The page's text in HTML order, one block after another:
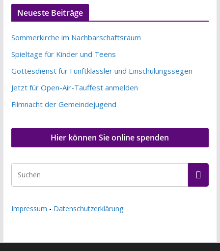
Neueste Beiträge
Sommerkirche im Nachbarschaftsraum
Spieltage für Kinder und Teens
Gottesdienst für Fünftklässler und Einschulungssegen
Jetzt für Open-Air-Tauffest anmelden
Filmnacht der Gemeindejugend
Hier können Sie online spenden
Impressum - Datenschutzerklärung